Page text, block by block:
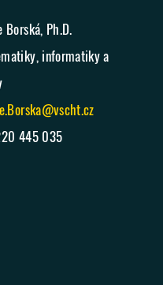
Borská, Ph.D.
informatiky a
445 035